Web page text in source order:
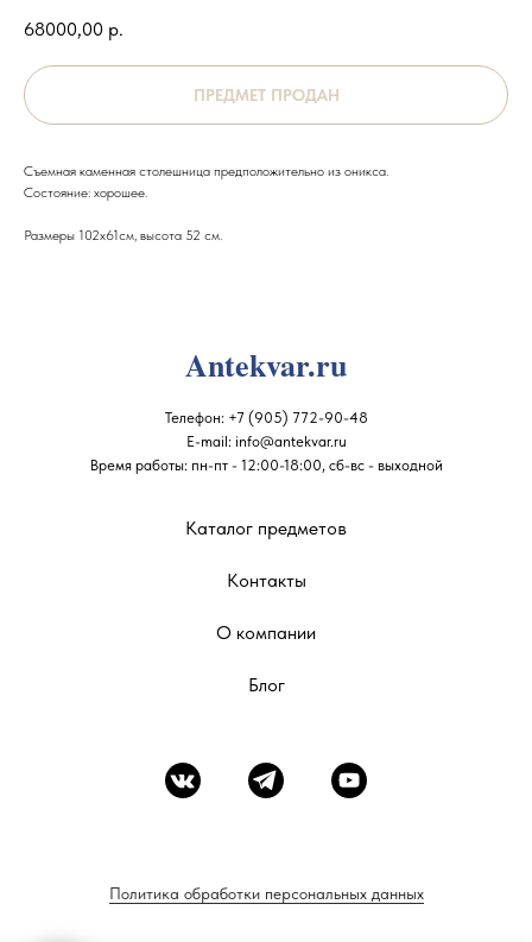
68000,00 р.
Съемная каменная столешница предположительно из оникса.
Состояние: хорошее.
Размеры 102х61см, высота 52 см.
Телефон: +7 (905) 772-90-48
E-mail: info@antekvar.ru
Время работы: пн-пт - 12:00-18:00, сб-вс - выходной
Antekvar.ru
Каталог предметов
Блог
О компании
Контакты
Политика обработки персональных данных